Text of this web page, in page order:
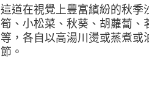
這道在視覺上豐富繽紛的秋季
筍、小松菜、秋葵、胡蘿蔔、
等，各自以高湯川燙或蒸煮
節。